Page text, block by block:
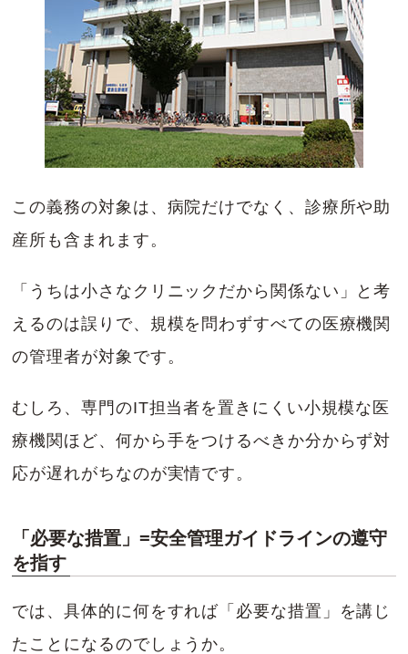
この義務の対象は、病院だけでなく、診療所や助
産所も含まれます。
「うちは小さなクリニックだから関係ない」と考
えるのは誤りで、規模を問わずすべての医療機関
の管理者が対象です。
むしろ、専門のIT担当者を置きにくい小規模な医
療機関ほど、何から手をつけるべきか分からず対
応が遅れがちなのが実情です。
「必要な措置」=安全管理ガイドラインの遵守
を指す
では、具体的に何をすれば「必要な措置」を講じ
たことになるのでしょうか。